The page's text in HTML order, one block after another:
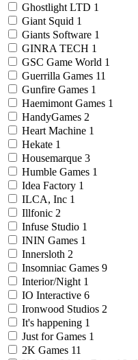
Ghostlight LTD 1
Giant Squid 1
Giants Software 1
GINRA TECH 1
GSC Game World 1
Guerrilla Games 11
Gunfire Games 1
Haemimont Games 1
HandyGames 2
Heart Machine 1
Hekate 1
Housemarque 3
Humble Games 1
Idea Factory 1
ILCA, Inc 1
Illfonic 2
Infuse Studio 1
ININ Games 1
Innersloth 2
Insomniac Games 9
Interior/Night 1
IO Interactive 6
Ironwood Studios 2
It's happening 1
Just for Games 1
2K Games 11